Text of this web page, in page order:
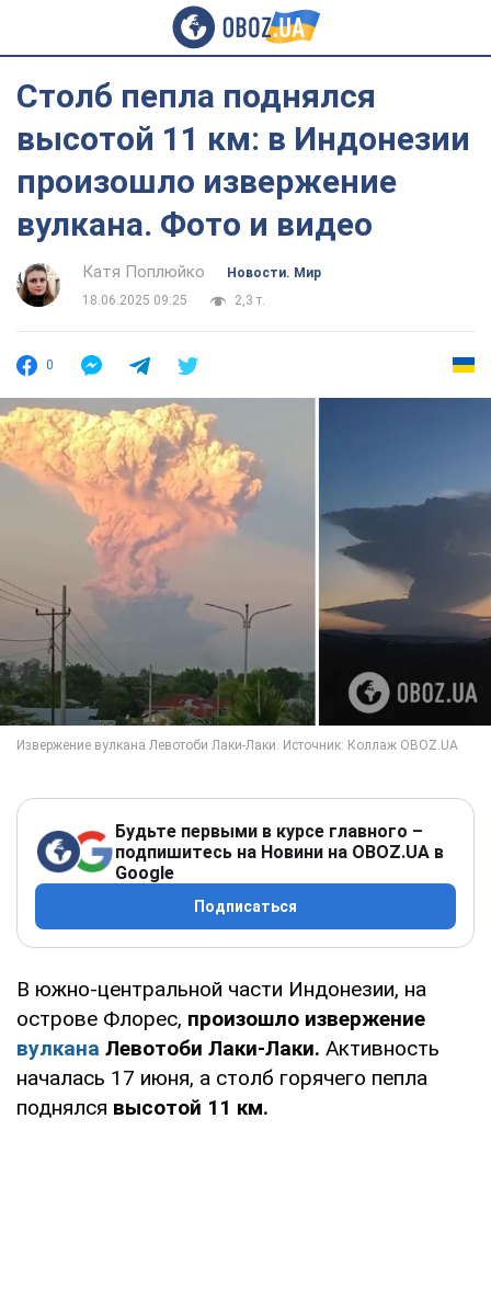
Столб пепла поднялся
высотой 11 км: в Индонезии
произошло извержение
вулкана. Фото и видео
Катя Поплюйко
Новости. Мир
18.06.2025 09:25
2,3 т.
0
Будьте первыми в курсе главного –
подпишитесь на Новини на OBOZ.UA в
Google
Подписаться
В южно-центральной части Индонезии, на
острове Флорес, произошло извержение
вулкана Левотоби Лаки-Лаки. Активность
началась 17 июня, а столб горячего пепла
поднялся высотой 11 км.